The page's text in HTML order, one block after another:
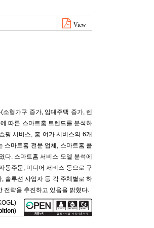
View
형가구 증가, 임대주택 증가, 렌
따른 스마트홈 트렌드를 분석하
핑 서비스, 홈 여가 서비스의 6개
스마트홈 전문 업체, 스마트홈 플
다. 스마트홈 서비스 모델 분석에
동주문, 미디어 서비스 등으로 구
솔루션 사업자 등 각 주체별로 하
전략을 추진하고 있음을 밝혔다.
)